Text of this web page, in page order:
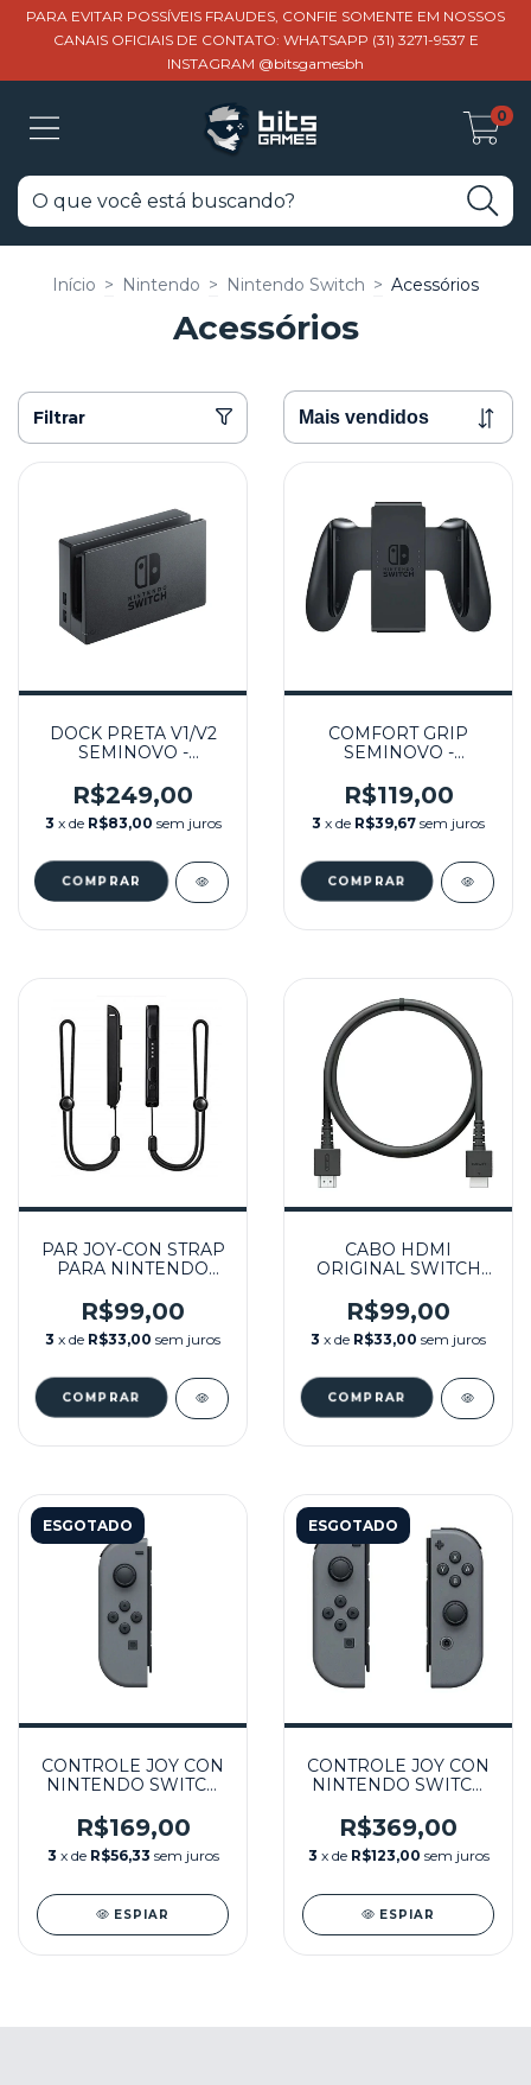
PARA EVITAR POSSÍVEIS FRAUDES, CONFIE SOMENTE EM NOSSOS
CANAIS OFICIAIS DE CONTATO: WHATSAPP (31) 3271-9537 E
INSTAGRAM @bitsgamesbh
0
Início > Nintendo > Nintendo Switch > Acessórios
Acessórios
Filtrar
DOCK PRETA V1/V2
SEMINOVO -
R$249,00
3 x de R$83,00 sem juros
COMFORT GRIP
SEMINOVO -
R$119,00
3 x de R$39,67 sem juros
PAR JOY-CON STRAP
PARA NINTENDO
NINTENDO SWITCH
R$99,00
3 x de R$33,00 sem juros
CABO HDMI
ORIGINAL SWITCH
NINTENDO
R$99,00
3 x de R$33,00 sem juros
ESGOTADO
CONTROLE JOY CON
NINTENDO SWITCH
SEMINOVO - SWITCH
R$169,00
3 x de R$56,33 sem juros
ESPIAR
ESGOTADO
CONTROLE JOY CON
NINTENDO SWITCH
SEMINOVO - SWITCH
R$369,00
3 x de R$123,00 sem juros
ESPIAR